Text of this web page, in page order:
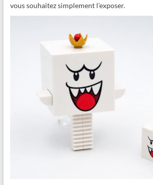
vous souhaitez simplement l’exposer.